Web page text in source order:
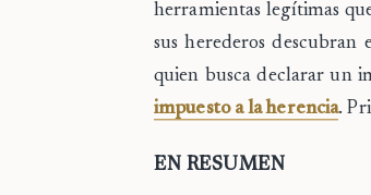
herramientas legítimas
sus herederos
quien busca declarar un
impuesto a la herencia.
EN RESUMEN